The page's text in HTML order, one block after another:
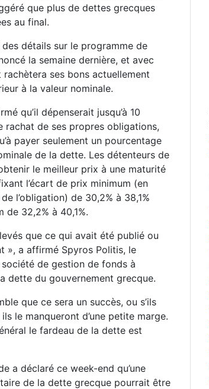
que plus de dettes grecques
au final.
détails sur le programme de
la semaine dernière, et avec
ses bons actuellement
à la valeur nominale.
qu’il dépenserait jusqu’à 10
rachat de ses propres obligations,
payer seulement un pourcentage
de la dette. Les détenteurs de
le meilleur prix à une maturité
l’écart de prix minimum (en
l’obligation) de 30,2% à 38,1%
de 32,2% à 40,1%.
que ce qui avait été publié ou
», a affirmé Spyros Politis, le
société de gestion de fonds à
dette du gouvernement grecque.
que ce sera un succès, ou s’ils
le manqueront d’une petite marge.
le fardeau de la dette est
a déclaré ce week-end qu’une
de la dette grecque pourrait être